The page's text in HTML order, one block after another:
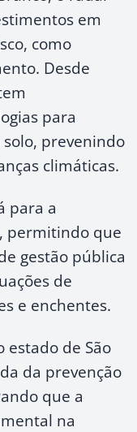
em
como
Desde
para
prevenindo
climáticas.
para a
permitindo que
gestão pública
de
e enchentes.
estado de São
da prevenção
que a
na